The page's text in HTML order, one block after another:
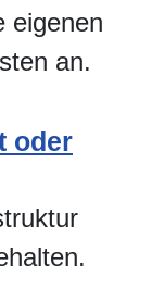
eigenen
an.
oder